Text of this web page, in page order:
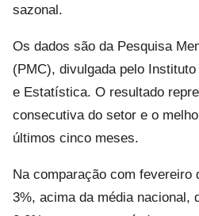
sazonal.
Os dados são da Pesquisa
(PMC), divulgada pelo
e Estatística. O resultado
consecutiva do setor e o
últimos cinco meses.
Na comparação com fevereiro
3%, acima da média nacional,